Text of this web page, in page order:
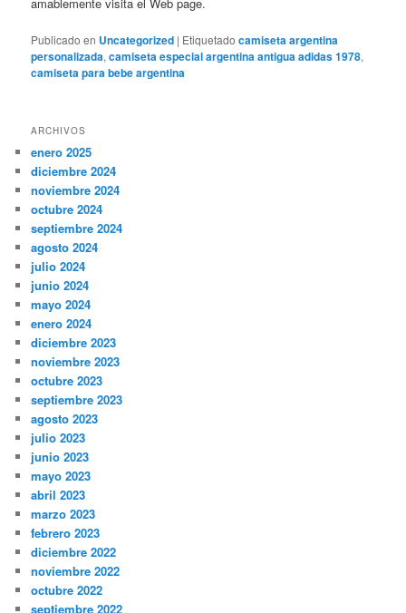
Publicado en Uncategorized | Etiquetado camiseta argentina
personalizada,camiseta especial argentina antigua adidas 1978,
camiseta para bebe argentina
ARCHIVOS
enero 2025
diciembre 2024
noviembre 2024
octubre 2024
septiembre 2024
agosto 2024
julio 2024
junio 2024
mayo 2024
enero 2024
diciembre 2023
noviembre 2023
octubre 2023
septiembre 2023
agosto 2023
julio 2023
junio 2023
mayo 2023
abril 2023
marzo 2023
febrero 2023
diciembre 2022
noviembre 2022
octubre 2022
septiembre 2022